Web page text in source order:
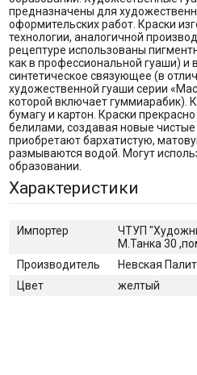
предназначены для
оформительских работ. Краски
технологии, аналогичной
рецептуре использованы
как в профессиональной гуаши) и
синтетическое связующее (в
художественной гуаши серии
которой включает гуммиарабик).
бумагу и картон. Краски
белилами, создавая новые
приобретают бархатистую,
размываются водой. Могут
образовании.
Характеристики
Импортер
ЧТУП
М.Танка 30
Производитель
Невская
Цвет
желтый